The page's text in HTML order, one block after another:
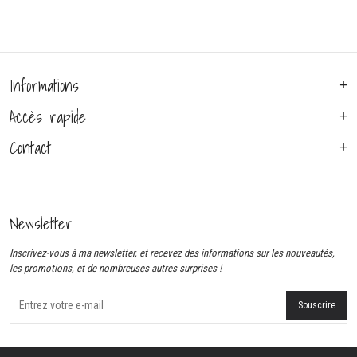
Informations
Accès rapide
Contact
Newsletter
Inscrivez-vous à ma newsletter, et recevez des informations sur les nouveautés,
les promotions, et de nombreuses autres surprises !